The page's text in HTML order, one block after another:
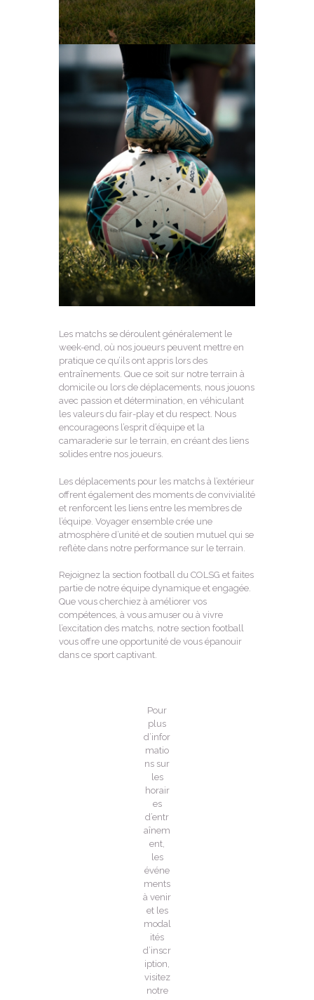
Les matchs se déroulent généralement le
week-end, où nos joueurs peuvent mettre en
pratique ce qu’ils ont appris lors des
entraînements. Que ce soit sur notre terrain à
domicile ou lors de déplacements, nous jouons
avec passion et détermination, en véhiculant
les valeurs du fair-play et du respect. Nous
encourageons l’esprit d’équipe et la
camaraderie sur le terrain, en créant des liens
solides entre nos joueurs.
Les déplacements pour les matchs à l’extérieur
offrent également des moments de convivialité
et renforcent les liens entre les membres de
l’équipe. Voyager ensemble crée une
atmosphère d’unité et de soutien mutuel qui se
reflète dans notre performance sur le terrain.
Rejoignez la section football du COLSG et faites
partie de notre équipe dynamique et engagée.
Que vous cherchiez à améliorer vos
compétences, à vous amuser ou à vivre
l’excitation des matchs, notre section football
vous offre une opportunité de vous épanouir
dans ce sport captivant.
Pour
plus
d’infor
matio
ns sur
les
horair
es
d’entr
aînem
ent,
les
événe
ments
à venir
et les
modal
ités
d’inscr
iption,
visitez
notre